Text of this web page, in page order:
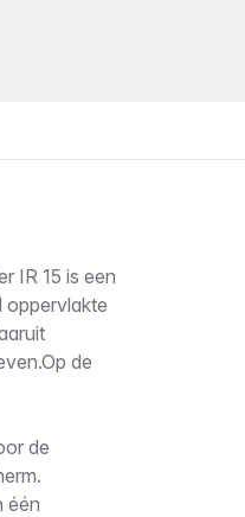
IR 15 is een
oppervlakte
de
de
één